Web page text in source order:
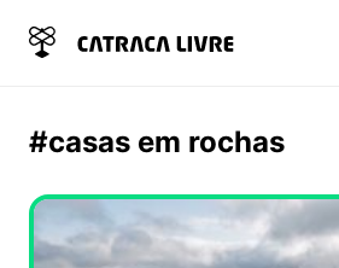
#casas em rochas